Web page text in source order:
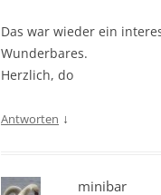
Das war wieder ein
Wunderbares.
Herzlich, do
Antworten ↓
minibar